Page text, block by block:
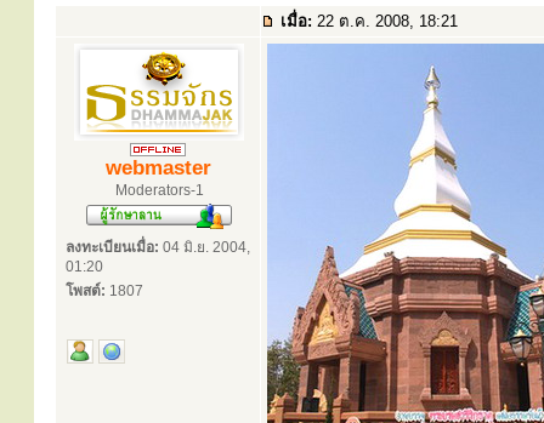
เมื่อ: 22 ต.ค. 2008, 18:21
webmaster
Moderators-1
ลงทะเบียนเมื่อ: 04 มิ.ย. 2004,
01:20
โพสต์: 1807